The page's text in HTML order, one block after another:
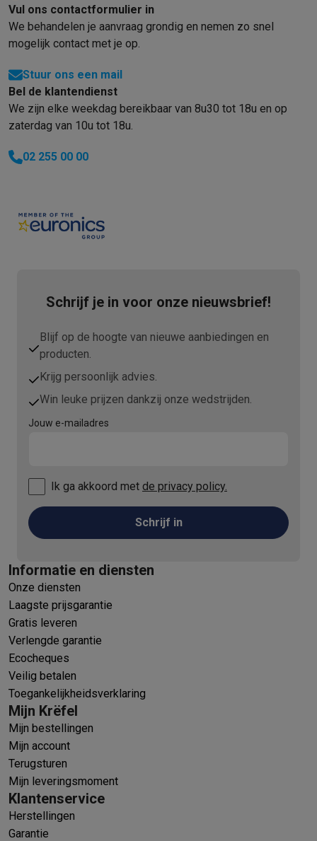
Vul ons contactformulier in
We behandelen je aanvraag grondig en nemen zo snel
mogelijk contact met je op.
Stuur ons een mail
Bel de klantendienst
We zijn elke weekdag bereikbaar van 8u30 tot 18u en op
zaterdag van 10u tot 18u.
02 255 00 00
Schrijf je in voor onze nieuwsbrief!
Blijf op de hoogte van nieuwe aanbiedingen en
producten.
Krijg persoonlijk advies.
Win leuke prijzen dankzij onze wedstrijden.
Jouw e-mailadres
Ik ga akkoord met de privacy policy.
Schrijf in
Informatie en diensten
Onze diensten
Laagste prijsgarantie
Gratis leveren
Verlengde garantie
Ecocheques
Veilig betalen
Toegankelijkheidsverklaring
Mijn Krëfel
Mijn bestellingen
Mijn account
Terugsturen
Mijn leveringsmoment
Klantenservice
Herstellingen
Garantie